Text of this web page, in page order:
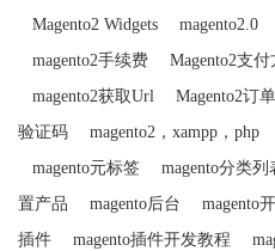
Magento2 Widgets
magento2.0
magento2手续费
Magento2支
magento2获取Url
Magento2订单
验证码
magento2，xampp，php
magento元标签
magento分类列
置产品
magento后台 magento
插件
magento插件开发教程